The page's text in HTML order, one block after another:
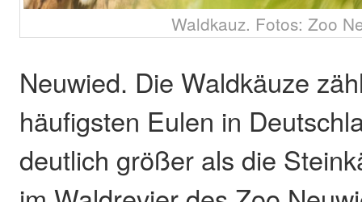
Waldkauz. Fotos: Zoo
Neuwied. Die Waldkäuze
häufigsten Eulen in
deutlich größer als die